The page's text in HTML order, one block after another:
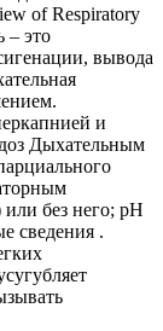
of Respiratory
– это
вывода
и
Дыхательным
без него; рН
сведения .